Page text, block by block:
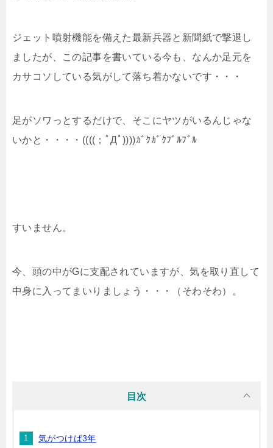
ジェット噴射機能を備えた最新兵器と新聞紙で撃退し
ましたが、この記事を書いている今も、なんか足元を
カサコソしている気がして落ち着かないです・・・
足がソワっとするだけで、そこにヤツがいるんじゃな
いかと・・・・((((；ﾟДﾟ))))ｶﾞｸｶﾞｸﾌﾞﾙﾌﾞﾙ
すいません。
今、頭の中がGに支配されていますが、気を取り直して
中身に入ってまいりましょう・・・（そわそわ）。
目次
気がつけば3年